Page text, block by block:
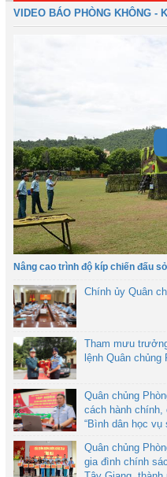
VIDEO BÁO PHÒNG KHÔNG -
Nâng cao trình độ kíp chiến đấu
Chính ủy Quân
Tham mưu
lệnh Quân chủng
Quân chủng
cách hành chính,
“Bình dân học vụ
Quân chủng
gia đình chính